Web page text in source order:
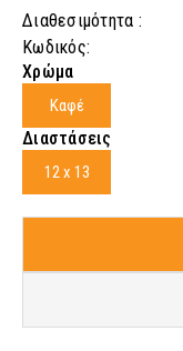
Διαθεσιμότητα :
Κωδικός:
Χρώμα
Καφέ
Διαστάσεις
12 x 13